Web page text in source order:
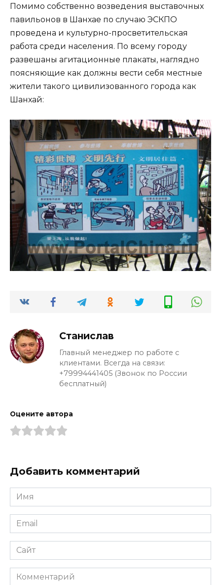
Помимо собственно возведения выставочных
павильонов в Шанхае по случаю ЭСКПО
проведена и культурно-просветительская
работа среди населения. По всему городу
развешаны агитационные плакаты, наглядно
поясняющие как должны вести себя местные
жители такого цивилизованного города как
Шанхай:
Станислав
Главный менеджер по работе с
клиентами. Всегда на связи:
+79994441405 (Звонок по России
бесплатный)
Оцените автора
Добавить комментарий
Имя
*
Email
*
Сайт
Комментарий